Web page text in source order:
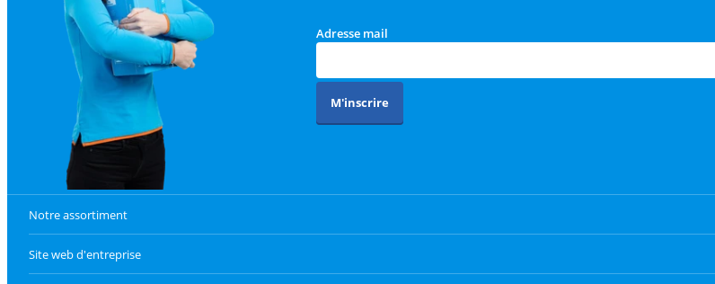
Adresse mail
M'inscrire
Notre assortiment
Site web d'entreprise